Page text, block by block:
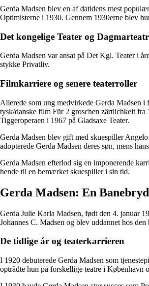
Gerda Madsen blev en af datidens mest
Optimisterne i 1930. Gennem 1930erne blev
Det kongelige Teater og
Gerda Madsen var ansat på Det Kgl. Teater i
stykke Privatliv.
Filmkarriere og senere teaterroller
Allerede som ung medvirkede Gerda Madsen
tysk/danske film Für 2 groschen zärtlichkeit fra
Tiggeroperaen i 1967 på Gladsaxe Teater.
Gerda Madsen blev gift med skuespiller
adopterede Gerda Madsen deres søn, mens
Gerda Madsen efterlod sig en imponerende
hende til en bemærket skuespiller i sin tid.
Gerda Madsen: En
Gerda Julie Karla Madsen, født den 4. januar
Johannes C. Madsen og blev uddannet hos
De tidlige år og teaterkarrieren
I 1920 debuterede Gerda Madsen som
optrådte hun på forskellige teatre i København